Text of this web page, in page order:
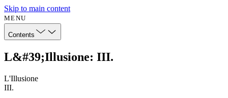
Skip to main content
MENU
Contents
L&#39;Illusione: III.
L'Illusione
III.